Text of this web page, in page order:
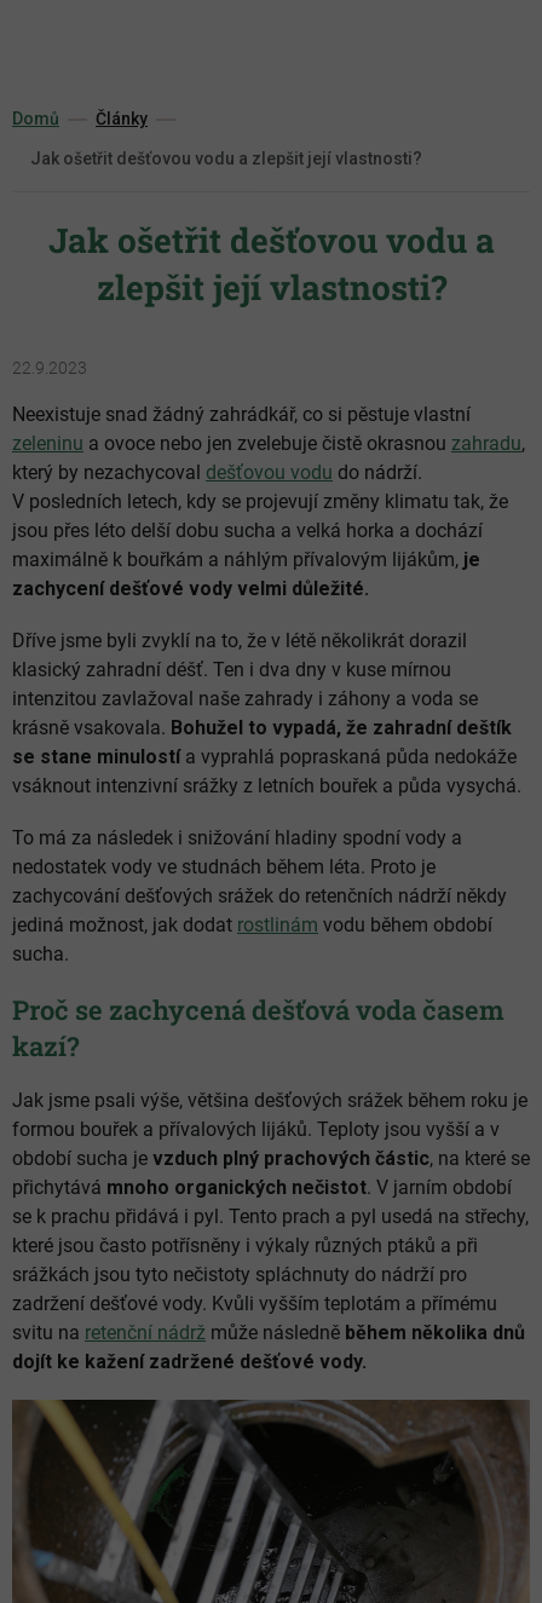
Domů Články
Jak ošetřit dešťovou vodu a zlepšit její vlastnosti?
Jak ošetřit dešťovou vodu a
zlepšit její vlastnosti?
22.9.2023
Neexistuje snad žádný zahrádkář, co si pěstuje vlastní
zeleninu a ovoce nebo jen zvelebuje čistě okrasnou zahradu,
který by nezachycoval dešťovou vodu do nádrží.
V posledních letech, kdy se projevují změny klimatu tak, že
jsou přes léto delší dobu sucha a velká horka a dochází
maximálně k bouřkám a náhlým přívalovým lijákům, je
zachycení dešťové vody velmi důležité.
Dříve jsme byli zvyklí na to, že v létě několikrát dorazil
klasický zahradní déšť. Ten i dva dny v kuse mírnou
intenzitou zavlažoval naše zahrady i záhony a voda se
krásně vsakovala. Bohužel to vypadá, že zahradní deštík
se stane minulostía vyprahlá popraskaná půda nedokáže
vsáknout intenzivní srážky z letních bouřek a půda vysychá.
To má za následek i snižování hladiny spodní vody a
nedostatek vody ve studnách během léta. Proto je
zachycování dešťových srážek do retenčních nádrží někdy
jediná možnost, jak dodat rostlinám vodu během období
sucha.
Proč se zachycená dešťová voda časem
kazí?
Jak jsme psali výše, většina dešťových srážek během roku je
formou bouřek a přívalových lijáků. Teploty jsou vyšší a v
období sucha je vzduch plný prachových částic, na které se
přichytává mnoho organických nečistot. V jarním období
se k prachu přidává i pyl. Tento prach a pyl usedá na střechy,
které jsou často potřísněny i výkaly různých ptáků a při
srážkách jsou tyto nečistoty spláchnuty do nádrží pro
zadržení dešťové vody. Kvůli vyšším teplotám a přímému
svitu na retenční nádrž může následně během několika dnů
dojít ke kažení zadržené dešťové vody.